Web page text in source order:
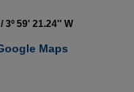
3º 59' 21.24'' W
Maps